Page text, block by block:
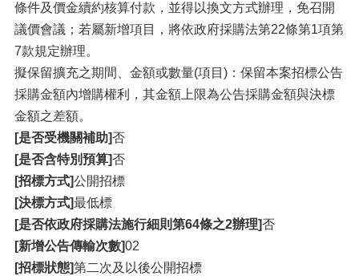
條件及價金續約核算付款，並得以換文方式辦理，免召開
議價會議；若屬新增項目，將依政府採購法第22條第1項第
7款規定辦理。
擬保留擴充之期間、金額或數量(項目)：保留本案招標公告
採購金額內增購權利，其金額上限為公告採購金額與決標
金額之差額。
[是否受機關補助]否
[是否含特別預算]否
[招標方式]公開招標
[決標方式]最低標
[是否依政府採購法施行細則第64條之2辦理]否
[新增公告傳輸次數]02
[招標狀態]第二次及以後公開招標